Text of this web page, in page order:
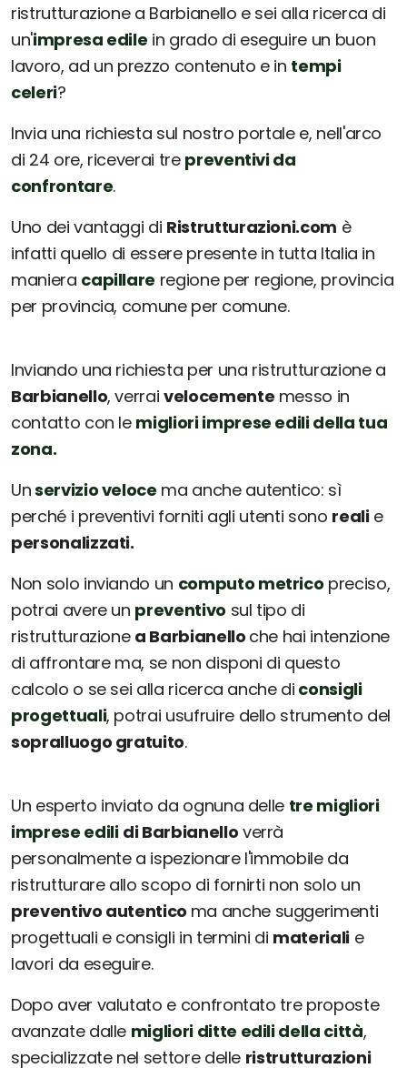
ristrutturazione a Barbianello e sei alla ricerca di
un'impresa edile in grado di eseguire un buon
lavoro, ad un prezzo contenuto e in tempi
celeri?
Invia una richiesta sul nostro portale e, nell'arco
di 24 ore, riceverai tre preventivi da
confrontare.
Uno dei vantaggi di Ristrutturazioni.com è
infatti quello di essere presente in tutta Italia in
maniera capillare regione per regione, provincia
per provincia, comune per comune.
Inviando una richiesta per una ristrutturazione a
Barbianello, verraivelocemente messo in
contatto con le migliori imprese edili della tua
zona.
Unservizio veloce ma anche autentico: sì
perché i preventivi forniti agli utenti sono realie
personalizzati.
Non solo inviando un computo metrico preciso,
potrai avere un preventivo sul tipo di
ristrutturazione a Barbianello che hai intenzione
di affrontare ma, se non disponi di questo
calcolo o se sei alla ricerca anche di consigli
progettuali, potrai usufruire dello strumento del
sopralluogo gratuito.
Un esperto inviato da ognuna delle tre migliori
imprese edili di Barbianello verrà
personalmente a ispezionare l'immobile da
ristrutturare allo scopo di fornirti non solo un
preventivo autentico ma anche suggerimenti
progettuali e consigli in termini di materialie
lavori da eseguire.
Dopo aver valutato e confrontato tre proposte
avanzate dalle migliori ditte edili della città,
specializzate nel settore delle ristrutturazioni